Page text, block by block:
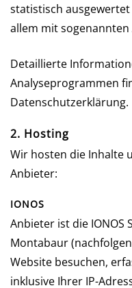
statistisch
allem mit
Detaillierte
Analyseprogrammen
Datenschutzerklärung.
2. Hosting
Wir hosten die Inhalte
Anbieter:
IONOS
Anbieter ist die IONOS
Montabaur
Website besuchen,
inklusive Ihrer IP-